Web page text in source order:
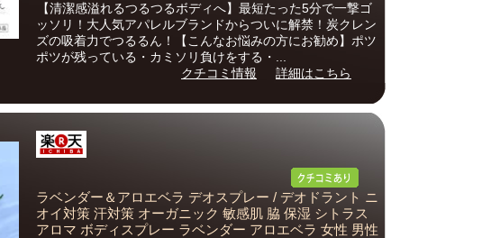
【清潔感溢れるつるつるボディへ】最短たった5分で一撃ゴ
ッソリ！大人気アパレルブランドからついに解禁！炭クレン
ズの吸着力でつるるん！【こんなお悩みの方にお勧め】ポツ
ポツが残っている・カミソリ負けをする・...
クチコミ情報
詳細はこちら
ラベンダー＆アロエベラ デオスプレー / デオドラント ニ
オイ対策 汗対策 オーガニック 敏感肌 脇 保湿 シトラス
アロマ ボディスプレー ラベンダー アロエベラ 女性 男性